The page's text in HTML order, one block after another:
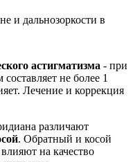
и дальнозоркости в
астигматизма - при
не более 1
Лечение и коррекция
различают
. Обратный и косой
на качество